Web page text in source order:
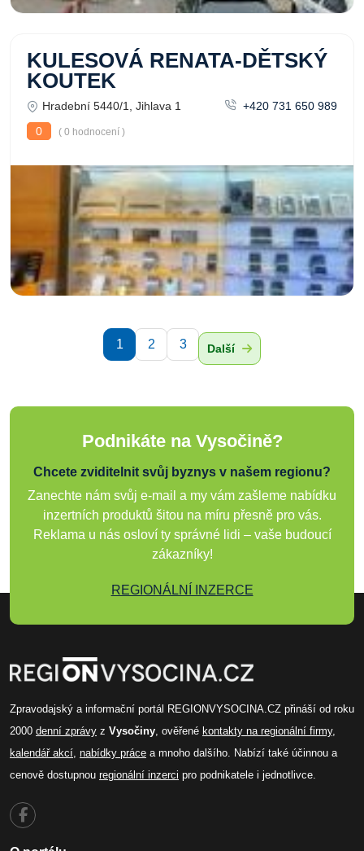
KULESOVÁ RENATA-DĚTSKÝ
KOUTEK
Hradební 5440/1, Jihlava 1
+420 731 650 989
0
( 0 hodnocení )
1 2 3 Další
Podnikáte na Vysočině?
Chcete zviditelnit svůj byznys v našem regionu?
Zanechte nám svůj e-mail a my vám zašleme nabídku
inzertních produktů šitou na míru přesně pro vás.
Reklama u nás osloví ty správné lidi – vaše budoucí
zákazníky!
REGIONÁLNÍ INZERCE
Zpravodajský a informační portál REGIONVYSOCINA.CZ přináší od roku
2000 denní zprávy z Vysočiny , ověřené kontakty na regionální firmy,
kalendář akcí nabídky práce a mnoho dalšího. Nabízí také účinnou a
cenově dostupnou regionální inzerci pro podnikatele i jednotlivce.